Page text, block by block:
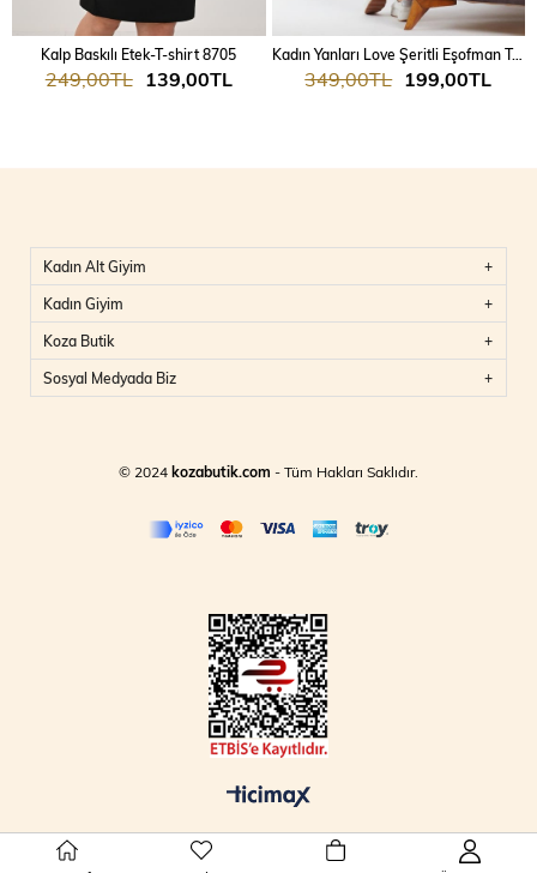
Kalp Baskılı Etek-T-shirt 8705
139,00TL
249,00TL
Kadın Yanları Love Şeritli Eşofman Takım 7025
199,00TL
349,00TL
Kadın Alt Giyim
Kadın Giyim
Koza Butik
Sosyal Medyada Biz
© 2024kozabutik.com - Tüm Hakları Saklıdır.